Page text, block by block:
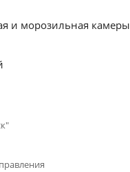
и морозильная камеры